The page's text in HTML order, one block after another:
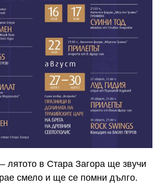
лятото в Стара Загора ще звучи
смело и ще се помни дълго.